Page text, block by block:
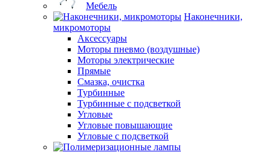
Мебель
Наконечники,
микромоторы
Аксессуары
Моторы пневмо (воздушные)
Моторы электрические
Прямые
Смазка, очистка
Турбинные
Турбинные с подсветкой
Угловые
Угловые повышающие
Угловые с подсветкой